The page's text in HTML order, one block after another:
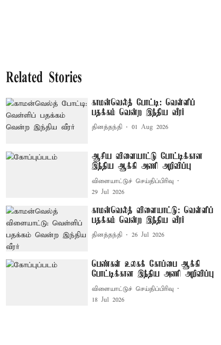
Related Stories
காமன்வெல்த் போட்டி: வெள்ளிப்
பதக்கம் வென்ற இந்திய வீரர்
தினத்தந்தி 01 Aug 2026
ஆசிய விளையாட்டு போட்டிக்கான
இந்திய ஆக்கி அணி அறிவிப்பு
விளையாட்டுச் செய்திப்பிரிவு
29 Jul 2026
காமன்வெல்த் விளையாட்டு: வெள்ளிப்
பதக்கம் வென்ற இந்திய வீரர்
தினத்தந்தி 26 Jul 2026
பெண்கள் உலகக் கோப்பை ஆக்கி
போட்டிக்கான இந்திய அணி அறிவிப்பு
விளையாட்டுச் செய்திப்பிரிவு
18 Jul 2026